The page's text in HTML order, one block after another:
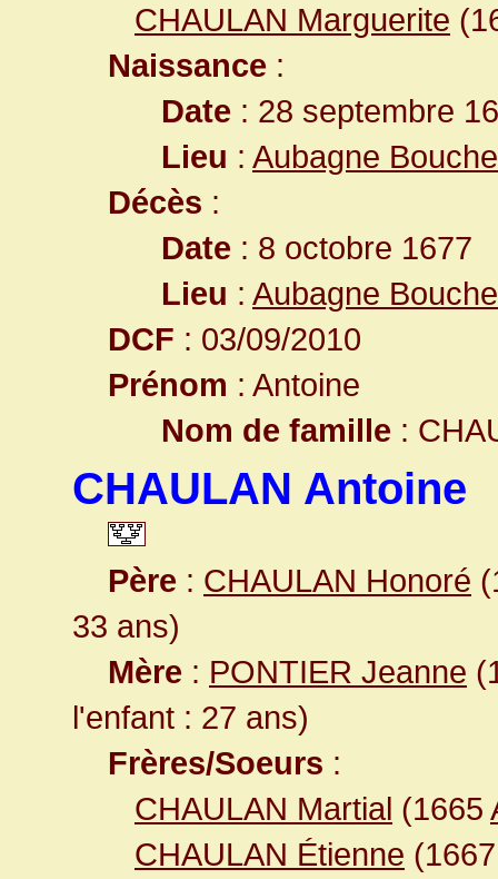
CHAULAN Marguerite
Naissance :
Date : 28 septembre
Lieu : Aubagne
Décès :
Date : 8 octobre 1677
Lieu : Aubagne
DCF : 03/09/2010
Prénom : Antoine
Nom de famille :
CHAULAN Antoine
Père : CHAULAN Honoré
33 ans)
Mère : PONTIER Jeanne
l'enfant : 27 ans)
Frères/Soeurs :
CHAULAN Martial (1665
CHAULAN Étienne